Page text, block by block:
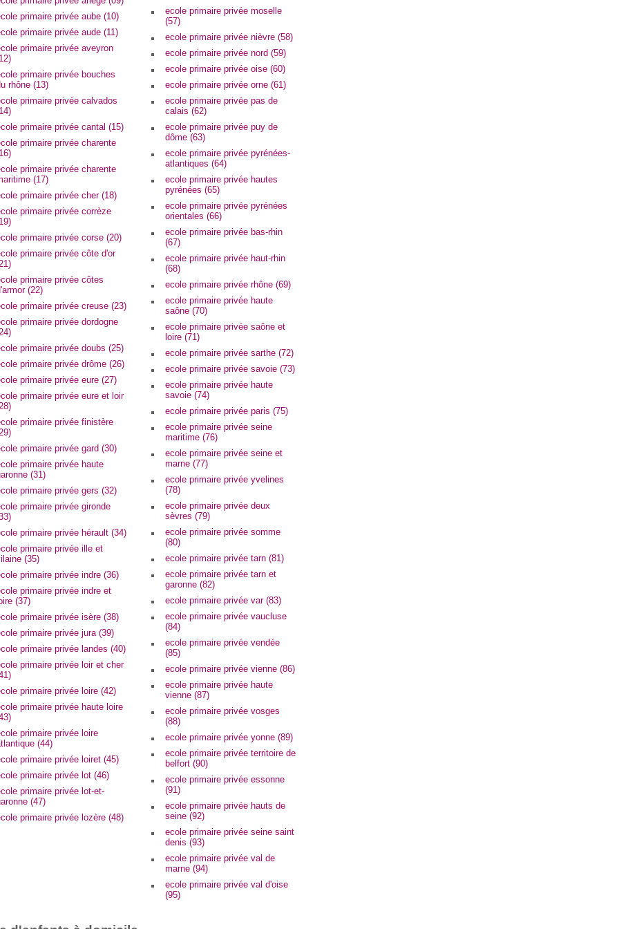
primaire privée aube (10)
primaire privée aude (11)
primaire privée aveyron
primaire privée bouches
rhône (13)
primaire privée calvados
primaire privée cantal (15)
primaire privée charente
primaire privée charente
(17)
primaire privée cher (18)
primaire privée corrèze
primaire privée corse (20)
primaire privée côte d'or
primaire privée côtes
(22)
primaire privée creuse (23)
primaire privée dordogne
primaire privée doubs (25)
primaire privée drôme (26)
primaire privée eure (27)
primaire privée eure et loir
primaire privée finistère
primaire privée gard (30)
primaire privée haute
(31)
primaire privée gers (32)
primaire privée gironde
primaire privée hérault (34)
primaire privée ille et
(35)
primaire privée indre (36)
primaire privée indre et
(37)
primaire privée isère (38)
primaire privée jura (39)
primaire privée landes (40)
primaire privée loir et cher
primaire privée loire (42)
primaire privée haute loire
primaire privée loire
(44)
primaire privée loiret (45)
primaire privée lot (46)
primaire privée lot-et-
(47)
primaire privée lozère (48)
ecole primaire privée moselle
(57)
ecole primaire privée nièvre (58)
ecole primaire privée nord (59)
ecole primaire privée oise (60)
ecole primaire privée orne (61)
ecole primaire privée pas de
calais (62)
ecole primaire privée puy de
dôme (63)
ecole primaire privée pyrénées-
atlantiques (64)
ecole primaire privée hautes
pyrénées (65)
ecole primaire privée pyrénées
orientales (66)
ecole primaire privée bas-rhin
(67)
ecole primaire privée haut-rhin
(68)
ecole primaire privée rhône (69)
ecole primaire privée haute
saône (70)
ecole primaire privée saône et
loire (71)
ecole primaire privée sarthe (72)
ecole primaire privée savoie (73)
ecole primaire privée haute
savoie (74)
ecole primaire privée paris (75)
ecole primaire privée seine
maritime (76)
ecole primaire privée seine et
marne (77)
ecole primaire privée yvelines
(78)
ecole primaire privée deux
sèvres (79)
ecole primaire privée somme
(80)
ecole primaire privée tarn (81)
ecole primaire privée tarn et
garonne (82)
ecole primaire privée var (83)
ecole primaire privée vaucluse
(84)
ecole primaire privée vendée
(85)
ecole primaire privée vienne (86)
ecole primaire privée haute
vienne (87)
ecole primaire privée vosges
(88)
ecole primaire privée yonne (89)
ecole primaire privée territoire de
belfort (90)
ecole primaire privée essonne
(91)
ecole primaire privée hauts de
seine (92)
ecole primaire privée seine saint
denis (93)
ecole primaire privée val de
marne (94)
ecole primaire privée val d'oise
(95)